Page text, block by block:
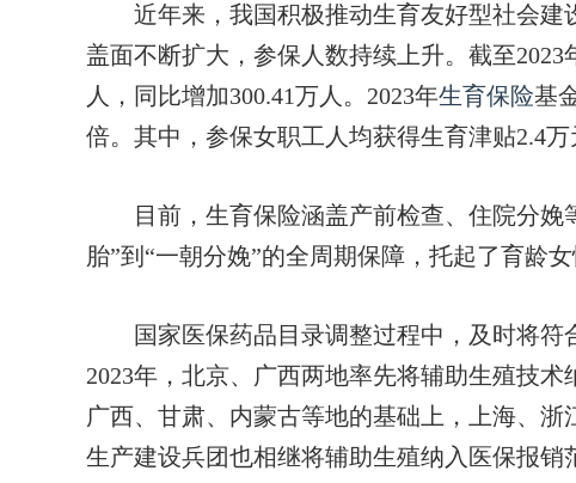
近年来，我国积极推动生育友好型社会建
盖面不断扩大，参保人数持续上升。截至2023
人，同比增加300.41万人。2023年生育保险基
倍。其中，参保女职工人均获得生育津贴2.4万
目前，生育保险涵盖产前检查、住院分娩
胎”到“一朝分娩”的全周期保障，托起了育龄女
国家医保药品目录调整过程中，及时将符
2023年，北京、广西两地率先将辅助生殖技术
广西、甘肃、内蒙古等地的基础上，上海、
生产建设兵团也相继将辅助生殖纳入医保报